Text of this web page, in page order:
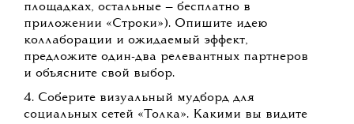
площадках, остальные — бесплатно в
приложении «Строки»). Опишите идею
коллаборации и ожидаемый эффект,
предложите один-два релевантных партнеров
и объясните свой выбор.
4. Соберите визуальный мудборд для
социальных сетей «Толка». Какими вы видите